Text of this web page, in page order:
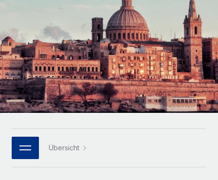
Auslagern von komplexen HR-Aufgaben
INFRASTRUKTUR
Remote Embedded
Nahtlose Integration der HR in bestehende Abläufe
Plattform
Integrierte HR-Kernfunktionen für dein Team
MCP
Integrationen
Agile HR- und Payroll-Lösungen für wachsende
Unternehmen
Mittelstand
Maßgeschneiderte HR-Lösungen, um Teams zu
vergrößern
Enterprise
Globale HR für Konzerne und Großunternehmen
PARTNER WERDEN
Flexible Einbettung von Global-HR-Funktionen in deine
Informationen zu möglichen Währungen und
Abwicklungsfristen für globale Freelancer:innen
LERNEN MIT REMOTE
Forschung und Leitfäden
Fallstudien
HR-Glossar
Bibliothek für Stellenbeschreibungen
Webinare
Deutsch
Español
Italiano
Português (Portugal)
한국어 Übersicht